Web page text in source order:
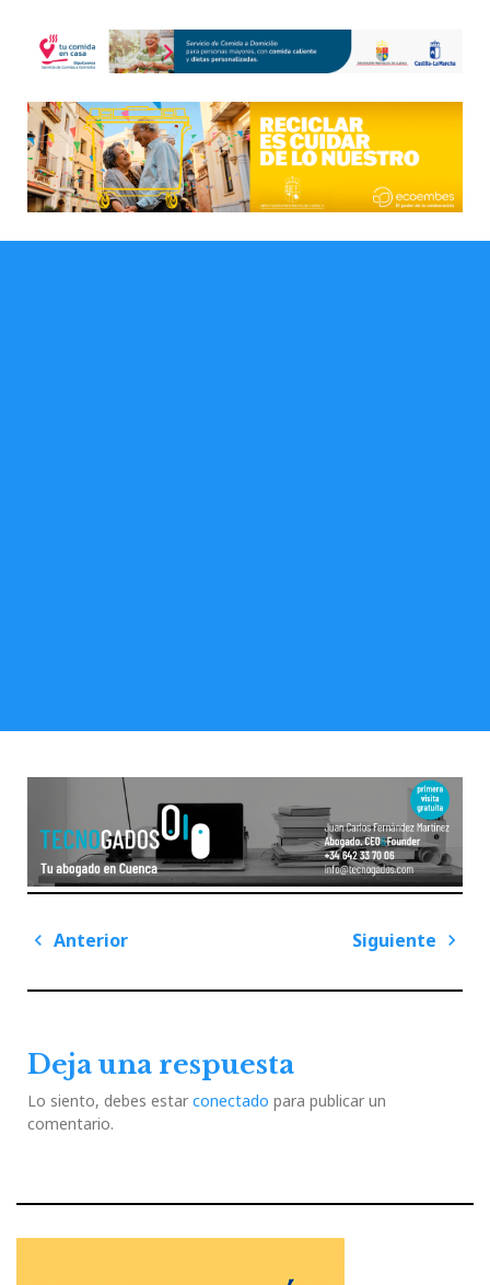
Navegación
entradas
Anterior
Siguiente
Deja una respuesta
Lo siento, debes estar conectado para publicar un
comentario.